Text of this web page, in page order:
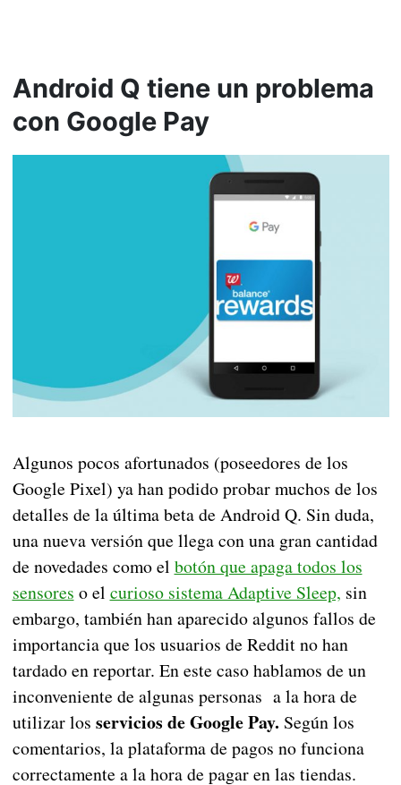
Android Q tiene un problema
con Google Pay
Algunos pocos afortunados (poseedores de los
Google Pixel) ya han podido probar muchos de los
detalles de la última beta de Android Q. Sin duda,
una nueva versión que llega con una gran cantidad
de novedades como el botón que apaga todos los
sensores o el curioso sistema Adaptive Sleep, sin
embargo, también han aparecido algunos fallos de
importancia que los usuarios de Reddit no han
tardado en reportar. En este caso hablamos de un
inconveniente de algunas personas a la hora de
utilizar los servicios de Google Pay. Según los
comentarios, la plataforma de pagos no funciona
correctamente a la hora de pagar en las tiendas.